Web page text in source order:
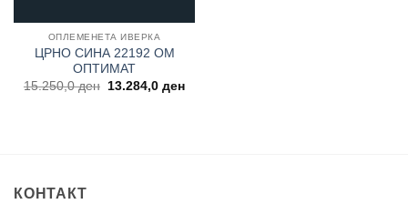
ОПЛЕМЕНЕТА ИВЕРКА
ЦРНО СИНА 22192 OM
ОПТИМАТ
15.250,0ден
Original
13.284,0денCurrent
КОНТАКТ